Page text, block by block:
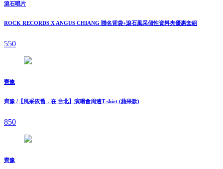
滾石唱片
ROCK RECORDS X ANGUS CHIANG 聯名背袋+滾石風采個性資料夾優惠套組
550
齊豫
齊豫 /【風采依舊．在 台北】演唱會周邊T-shirt (蘋果款)
850
齊豫